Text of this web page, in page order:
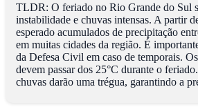
TLDR: O feriado no Rio Grande do Sul
instabilidade e chuvas intensas. A partir
esperado acumulados de precipitação
em muitas cidades da região. É
da Defesa Civil em caso de temporais.
devem passar dos 25°C durante o
chuvas darão uma trégua, garantindo a